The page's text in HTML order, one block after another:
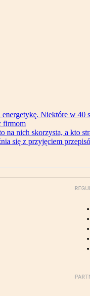
Niektóre w 40
firmom
na nich skorzysta, a kto
się z przyjęciem